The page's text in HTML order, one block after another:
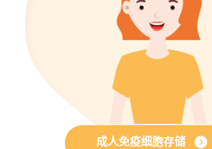
成人免疫细胞存储